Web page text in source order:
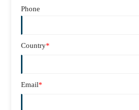
Phone
Country*
Email*